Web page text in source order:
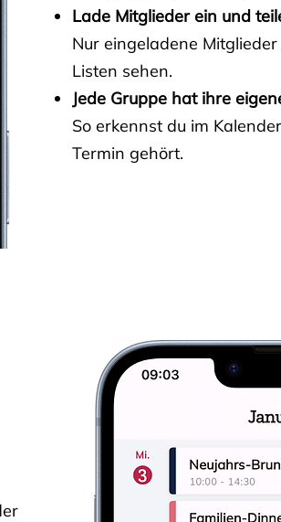
Lade Mitglieder ein und
Nur eingeladene
Listen sehen.
Jede Gruppe hat ihre
So erkennst du im
Termin gehört.